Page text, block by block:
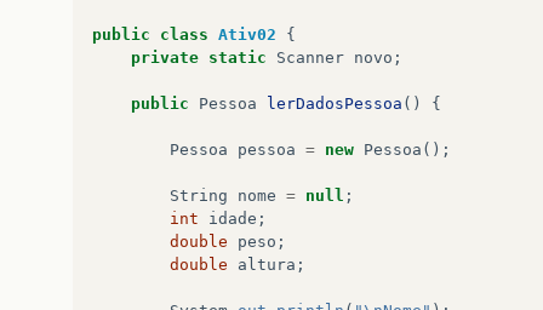
else if ( imc
return
("\n Obesidade I!!!"
return
("\n Obesidade II
else
return
("\n Obesidade III
public class Ativ02
{
private static Scanner novo ;
public Pessoa lerDadosPessoa () {
Pessoa pessoa = new Pessoa ();
String nome = null ;
int
idade ;
double
peso ;
double
altura ;